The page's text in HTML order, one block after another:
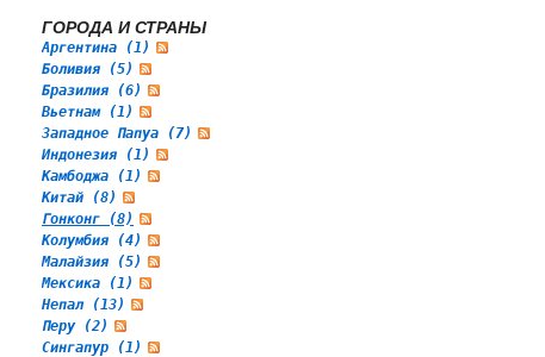
ГОРОДА И СТРАНЫ
Аргентина (1)
Боливия (5)
Бразилия (6)
Вьетнам (1)
Западное Папуа (7)
Индонезия (1)
Камбоджа (1)
Китай (8)
Гонконг (8)
Колумбия (4)
Малайзия (5)
Мексика (1)
Непал (13)
Перу (2)
Сингапур (1)